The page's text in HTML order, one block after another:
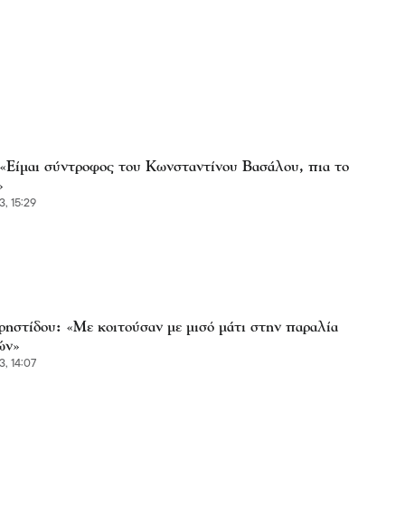
σύντροφος του Κωνσταντίνου Βασάλου, πια το
15:29
«Με κοιτούσαν με μισό μάτι στην παραλία
14:07